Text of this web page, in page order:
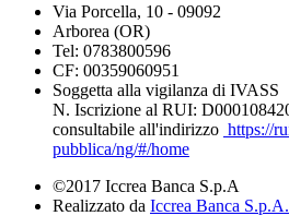
Via Porcella, 10 - 09092
Arborea (OR)
Tel: 0783800596
CF: 00359060951
Soggetta alla vigilanza di IVASS
N. Iscrizione al RUI:
consultabile all'indirizzo https://
pubblica/ng/#/home
©2017 Iccrea Banca S.p.A
Realizzato da Iccrea Banca S.p.A.